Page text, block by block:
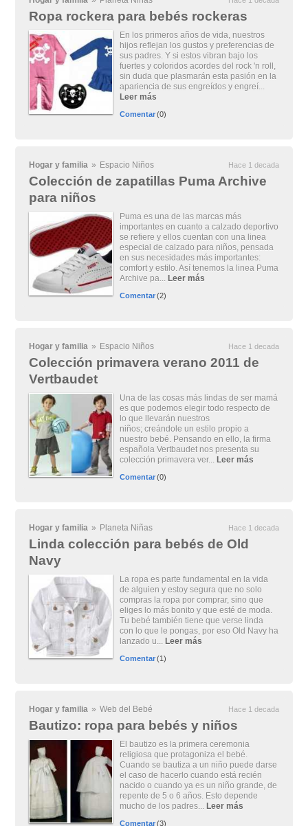
Ropa rockera para bebés rockeras
En los primeros años de vida, nuestros
hijos reflejan los gustos y preferencias de
sus padres. Y si estos vibran bajo los
fuertes y coloridos acordes del rock 'n roll,
sin duda que plasmarán esta pasión en la
apariencia de sus engreídos y engreí...
Leer más
Comentar(0)
Hogar y familia » Espacio Niños Hace 1 decada
Colección de zapatillas Puma Archive
para niños
Puma es una de las marcas más
importantes en cuanto a calzado deportivo
se refiere y ellos cuentan con una linea
especial de calzado para niños, pensada
en sus necesidades más importantes:
comfort y estilo. Así tenemos la linea Puma
Archive pa... Leer más
Comentar(2)
Hogar y familia » Espacio Niños Hace 1 decada
Colección primavera verano 2011 de
Vertbaudet
Una de las cosas más lindas de ser mamá
es que podemos elegir todo respecto de
lo que llevarán nuestros
niños; creándole un estilo propio a
nuestro bebé. Pensando en ello, la firma
española Vertbaudet nos presenta su
colección primavera ver... Leer más
Comentar(0)
Hogar y familia » Planeta Niñas Hace 1 decada
Linda colección para bebés de Old
Navy
La ropa es parte fundamental en la vida
de alguien y estoy segura que no solo
compras la ropa por comprar, sino que
eliges lo más bonito y que esté de moda.
Tu bebé también tiene que verse linda
con lo que le pongas, por eso Old Navy ha
lanzado u... Leer más
Comentar(1)
Hogar y familia » Web del Bebé Hace 1 decada
Bautizo: ropa para bebés y niños
El bautizo es la primera ceremonia
religiosa que protagoniza el bebé.
Cuando se bautiza a un niño puede darse
el caso de hacerlo cuando está recién
nacido o cuando ya es un niño grande, de
repente de 5 o 6 años. Esto depende
mucho de los padres... Leer más
Comentar(3)